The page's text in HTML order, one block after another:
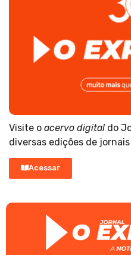
Visite o acervo digital do
diversas edições de
Acessar